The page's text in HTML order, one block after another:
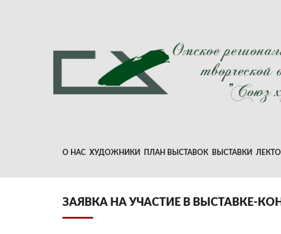
О НАС ХУДОЖНИКИ ПЛАН ВЫСТАВОК ВЫСТАВКИ
ЗАЯВКА НА УЧАСТИЕ В ВЫСТАВКЕ-